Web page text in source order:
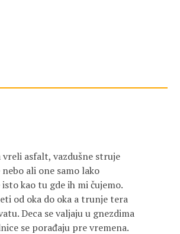
vreli asfalt, vazdušne struje
ali one samo lako
kao tu gde ih mi čujemo.
od oka do oka a trunje tera
Deca se valjaju u gnezdima
se porađaju pre vremena.